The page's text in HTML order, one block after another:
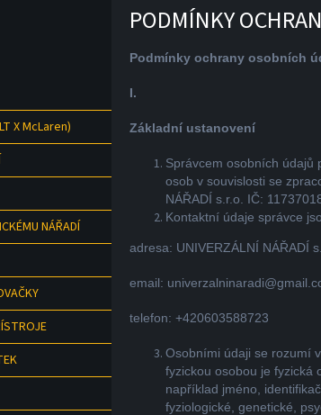
X McLaren)
NÁŘADÍ
PODMÍNKY
Podmínky ochrany osobních
I.
Základní ustanovení
Správcem osobních údajů
osob v souvislosti se
NÁŘADÍ s.r.o. IČ:
Kontaktní údaje správce
adresa: UNIVERZÁLNÍ NÁŘADÍ
email:
telefon: +420603588723
Osobními údaji se rozumí
fyzickou osobou je fyzická
například jméno,
fyziologické, genetické,